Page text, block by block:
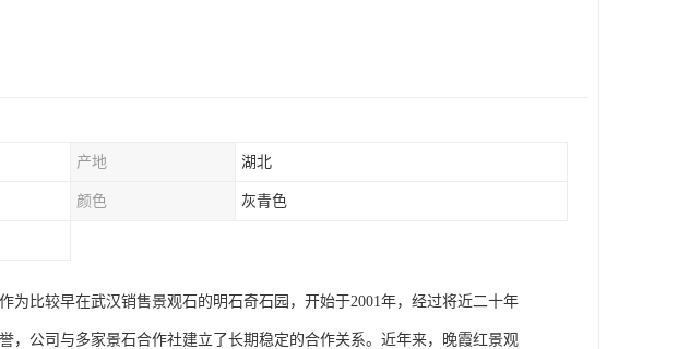
产地 湖北
颜色 灰青色
为比较早在武汉销售景观石的明石奇石园，开始于2001年，经过将近二十年
，公司与多家景石合作社建立了长期稳定的合作关系。近年来，晚霞红景观